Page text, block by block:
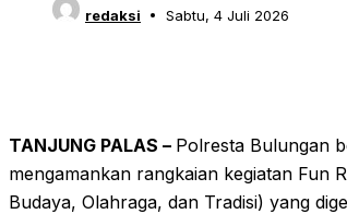
redaksi Sabtu, 4 Juli 2026
TANJUNG PALAS – Polresta Bulungan
mengamankan rangkaian kegiatan Fun
Budaya, Olahraga, dan Tradisi) yang